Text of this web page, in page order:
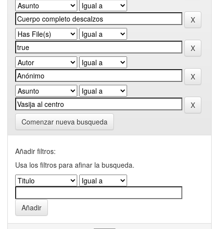
Comenzar nueva busqueda
Añadir filtros:
Usa los filtros para afinar la busqueda.